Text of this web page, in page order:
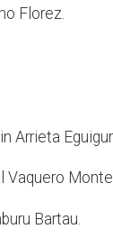
Florez.
Arrieta
Bartau.